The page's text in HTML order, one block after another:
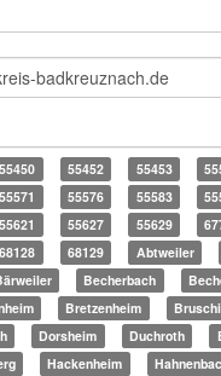
55450 55452 55453
55571 55576 55583
55621 55627 55629
68128 68129 Abtweiler
Becherbach
Bretzenheim
Dorsheim Duchroth
Hackenheim